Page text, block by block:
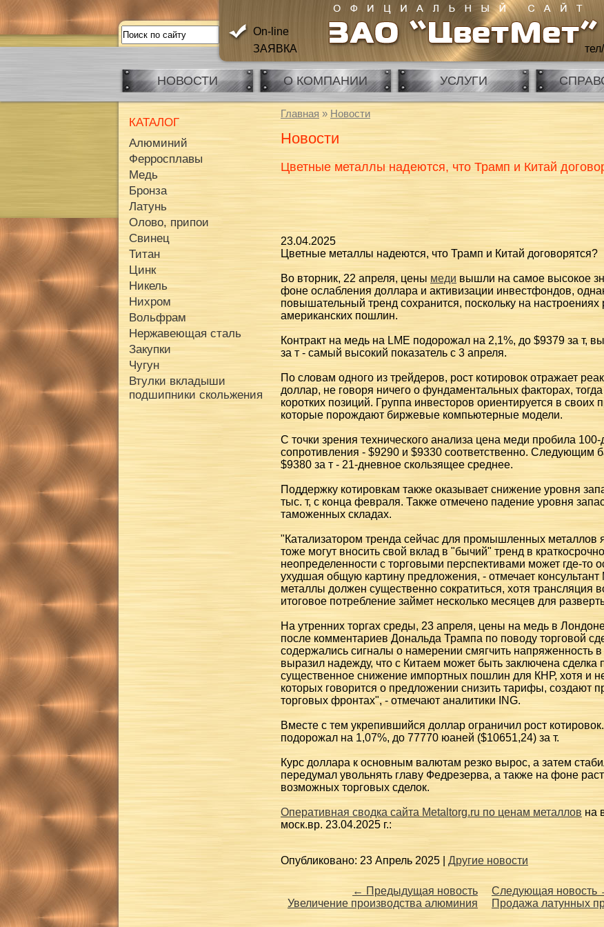
On-line
ЗАЯВКА
НОВОСТИ О КОМПАНИИ УСЛУГИ
Главная » Новости
Новости
Цветные металлы надеются, что Трамп и Китай
23.04.2025
Цветные металлы надеются, что Трамп и Китай договорятся?
Во вторник, 22 апреля, цены меди вышли на самое высокое
фоне ослабления доллара и активизации инвестфондов,
повышательный тренд сохранится, поскольку на
американских пошлин.
Контракт на медь на LME подорожал на 2,1%, до $9379 за т,
за т - самый высокий показатель с 3 апреля.
По словам одного из трейдеров, рост котировок отражает
доллар, не говоря ничего о фундаментальных факторах,
коротких позиций. Группа инвесторов ориентируется в своих
которые порождают биржевые компьютерные модели.
С точки зрения технического анализа цена меди пробила
сопротивления - $9290 и $9330 соответственно. Следующим
$9380 за т - 21-дневное скользящее среднее.
Поддержку котировкам также оказывает снижение уровня
тыс. т, с конца февраля. Также отмечено падение уровня
таможенных складах.
"Катализатором тренда сейчас для промышленных металлов
тоже могут вносить свой вклад в "бычий" тренд в
неопределенности с торговыми перспективами может где-то
ухудшая общую картину предложения, - отмечает
металлы должен существенно сократиться, хотя трансляция
итоговое потребление займет несколько месяцев для
На утренних торгах среды, 23 апреля, цены на медь в
после комментариев Дональда Трампа по поводу торговой
содержались сигналы о намерении смягчить напряженность
выразил надежду, что с Китаем может быть заключена сделка
существенное снижение импортных пошлин для КНР, хотя и
которых говорится о предложении снизить тарифы, создают
торговых фронтах", - отмечают аналитики ING.
Вместе с тем укрепившийся доллар ограничил рост
подорожал на 1,07%, до 77770 юаней ($10651,24) за т.
Курс доллара к основным валютам резко вырос, а затем
передумал увольнять главу Федрезерва, а также на фоне
возможных торговых сделок.
Оперативная сводка сайта Metaltorg.ru по ценам металлов на
моск.вр. 23.04.2025 г.:
Опубликовано: 23 Апрель 2025 | Другие новости
← Предыдущая новость
Увеличение производства алюминия
Следующая новость
Продажа латунных
КАТАЛОГ
Алюминий
Ферросплавы
Медь
Бронза
Латунь
Олово, припои
Свинец
Титан
Цинк
Никель
Нихром
Вольфрам
Нержавеющая сталь
Закупки
Чугун
Втулки вкладыши
подшипники скольжения